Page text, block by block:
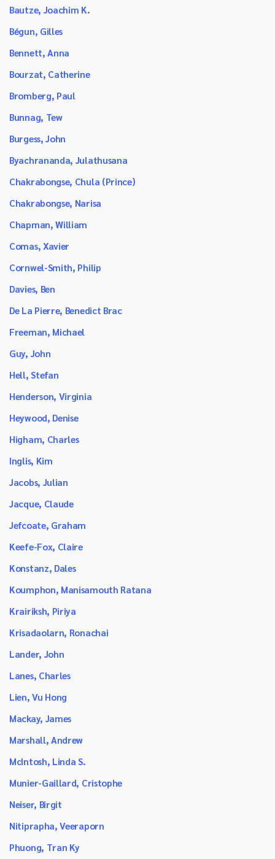
Bautze, Joachim K.
Bégun, Gilles
Bennett, Anna
Bourzat, Catherine
Bromberg, Paul
Bunnag, Tew
Burgess, John
Byachrananda, Julathusana
Chakrabongse, Chula (Prince)
Chakrabongse, Narisa
Chapman, William
Comas, Xavier
Cornwel-Smith, Philip
Davies, Ben
De La Pierre, Benedict Brac
Freeman, Michael
Guy, John
Hell, Stefan
Henderson, Virginia
Heywood, Denise
Higham, Charles
Inglis, Kim
Jacobs, Julian
Jacque, Claude
Jefcoate, Graham
Keefe-Fox, Claire
Konstanz, Dales
Koumphon, Manisamouth Ratana
Krairiksh, Piriya
Krisadaolarn, Ronachai
Lander, John
Lanes, Charles
Lien, Vu Hong
Mackay, James
Marshall, Andrew
McIntosh, Linda S.
Munier-Gaillard, Cristophe
Neiser, Birgit
Nitiprapha, Veeraporn
Phuong, Tran Ky